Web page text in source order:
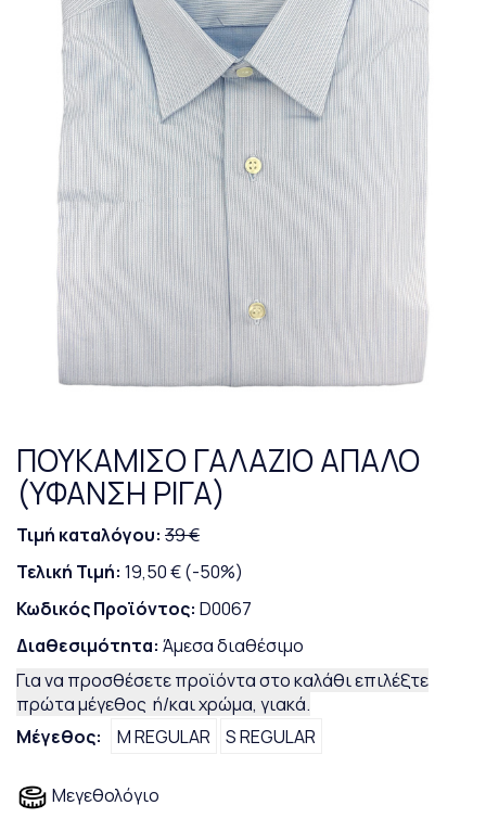
ΠΟΥΚΑΜΙΣΟ ΓΑΛΑΖΙΟ ΑΠΑΛΟ
(ΥΦΑΝΣΗ ΡΙΓΑ)
Τιμή καταλόγου: 39 €
Τελική Τιμή: 19,50 €(-50%)
Κωδικός Προϊόντος: D0067
Διαθεσιμότητα: Άμεσα διαθέσιμο
Για να προσθέσετε προϊόντα στο καλάθι επιλέξτε
πρώτα μέγεθος ή/και χρώμα, γιακά.
Μέγεθος:
M REGULAR S REGULAR
Μεγεθολόγιο